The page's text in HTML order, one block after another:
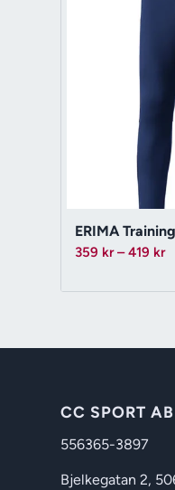
ERIMA
359 kr – 419 kr
CC SPORT AB
556365-3897
Bjelkegatan 2,